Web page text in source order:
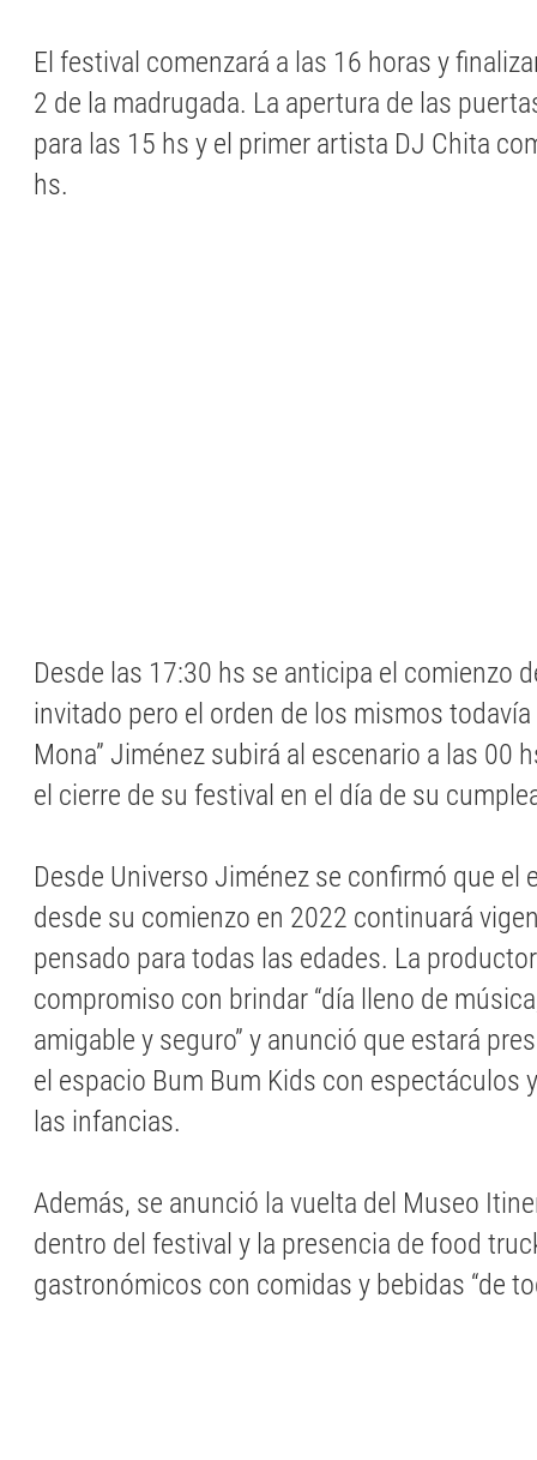
El festival comenzará a las 16 horas y
2 de la madrugada. La apertura de las
para las 15 hs y el primer artista DJ Chita
hs.
Desde las 17:30 hs se anticipa el comienzo
invitado pero el orden de los mismos todavía
Mona” Jiménez subirá al escenario a las 00
el cierre de su festival en el día de su
Desde Universo Jiménez se confirmó que el
desde su comienzo en 2022 continuará
pensado para todas las edades. La
compromiso con brindar “día lleno de
amigable y seguro” y anunció que estará
el espacio Bum Bum Kids con espectáculos
las infancias.
Además, se anunció la vuelta del Museo
dentro del festival y la presencia de food
gastronómicos con comidas y bebidas “de